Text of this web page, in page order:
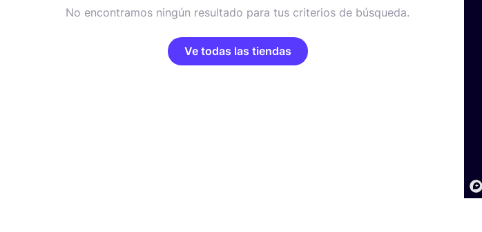
No encontramos ningún resultado para tus criterios de búsqueda.
Ve todas las tiendas